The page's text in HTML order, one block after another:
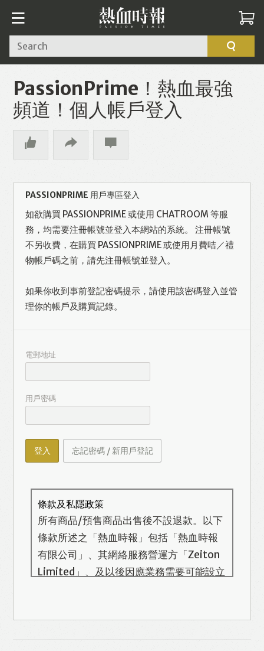
Search
PassionPrime！熱血最強
頻道！個人帳戶登入
PASSIONPRIME 用戶專區登入
如欲購買 PASSIONPRIME 或使用 CHATROOM 等服
務，均需要注冊帳號並登入本網站的系統。 注冊帳號
不另收費，在購買 PASSIONPRIME 或使用月費咭／禮
物帳戶碼之前，請先注冊帳號並登入。
如果你收到事前登記密碼提示，請使用該密碼登入並管
理你的帳戶及購買記錄。
電郵地址
用戶密碼
登入 忘記密碼 / 新用戶登記
條款及私隱政策
所有商品/預售商品出售後不設退款。以下
條款所述之「熱血時報」包括「熱血時報
有限公司」、其網絡服務營運方「Zeiton
Limited」、及以後因應業務需要可能設立
願性質。我們收集的個人資料包括姓名、